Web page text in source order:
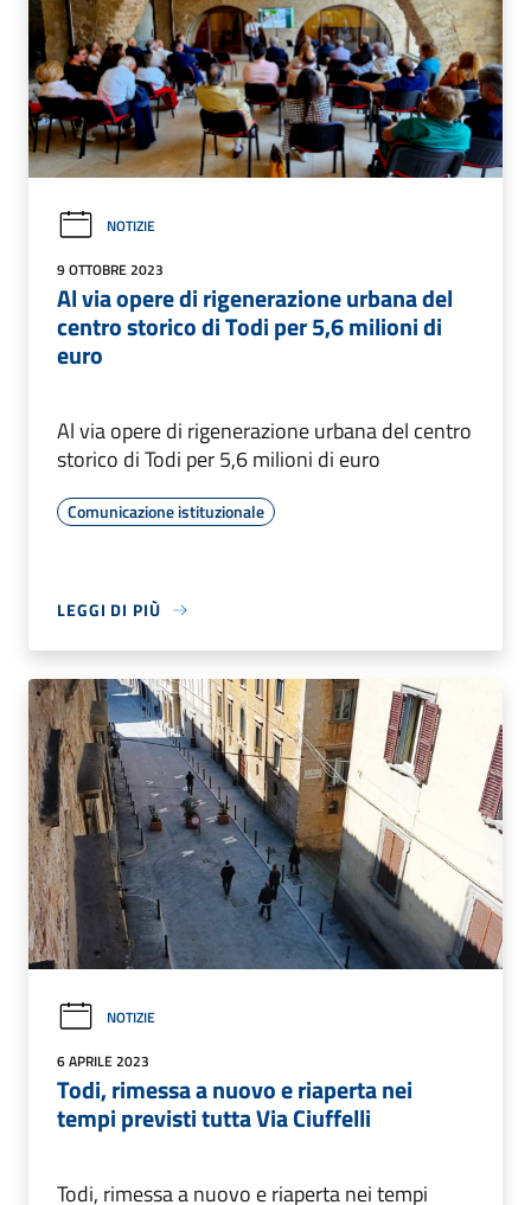
NOTIZIE
9 OTTOBRE 2023
Al via opere di rigenerazione urbana del
centro storico di Todi per 5,6 milioni di
euro
Al via opere di rigenerazione urbana del centro
storico di Todi per 5,6 milioni di euro
Comunicazione istituzionale
LEGGI DI PIÙ
NOTIZIE
6 APRILE 2023
Todi, rimessa a nuovo e riaperta nei
tempi previsti tutta Via Ciuffelli
Todi, rimessa a nuovo e riaperta nei tempi